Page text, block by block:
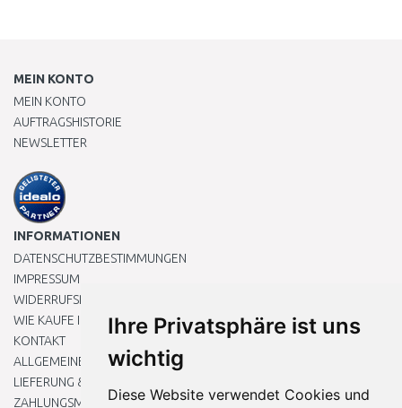
Ihre Privatsphäre ist uns
wichtig
Diese Website verwendet Cookies und
MEIN KONTO
MEIN KONTO
AUFTRAGSHISTORIE
NEWSLETTER
INFORMATIONEN
DATENSCHUTZBESTIMMUNGEN
IMPRESSUM
WIDERRUFSRECHT
WIE KAUFE ICH EIN?
KONTAKT
ALLGEMEINEN GESCHÄFTSBEDINGUNGEN
LIEFERUNG & ZAHLUNG
ZAHLUNGSMETHODEN